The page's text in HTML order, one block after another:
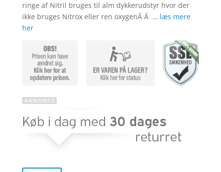
ringe af Nitril bruges til alm dykkerudstyr hvor der
ikke bruges Nitrox eller ren oxygenÂ Â … læs mere
her